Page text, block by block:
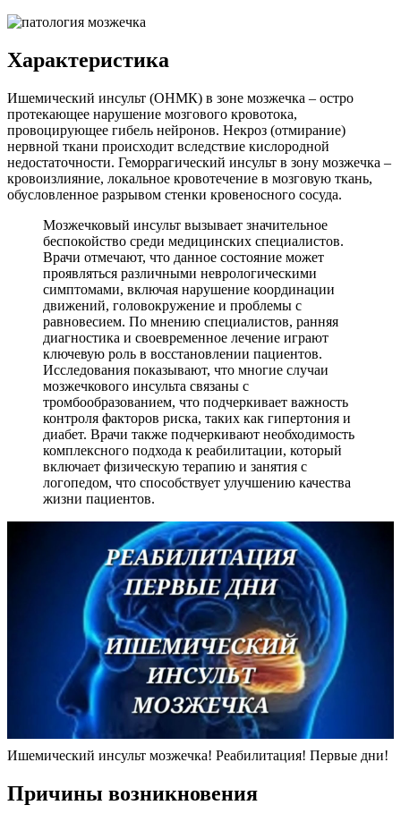
Характеристика
Ишемический инсульт (ОНМК) в зоне мозжечка – остро
протекающее нарушение мозгового кровотока,
провоцирующее гибель нейронов. Некроз (отмирание)
нервной ткани происходит вследствие кислородной
недостаточности. Геморрагический инсульт в зону мозжечка –
кровоизлияние, локальное кровотечение в мозговую ткань,
обусловленное разрывом стенки кровеносного сосуда.
Мозжечковый инсульт вызывает значительное
беспокойство среди медицинских специалистов.
Врачи отмечают, что данное состояние может
проявляться различными неврологическими
симптомами, включая нарушение координации
движений, головокружение и проблемы с
равновесием. По мнению специалистов, ранняя
диагностика и своевременное лечение играют
ключевую роль в восстановлении пациентов.
Исследования показывают, что многие случаи
мозжечкового инсульта связаны с
тромбообразованием, что подчеркивает важность
контроля факторов риска, таких как гипертония и
диабет. Врачи также подчеркивают необходимость
комплексного подхода к реабилитации, который
включает физическую терапию и занятия с
логопедом, что способствует улучшению качества
жизни пациентов.
Ишемический инсульт мозжечка! Реабилитация! Первые дни!
Причины возникновения